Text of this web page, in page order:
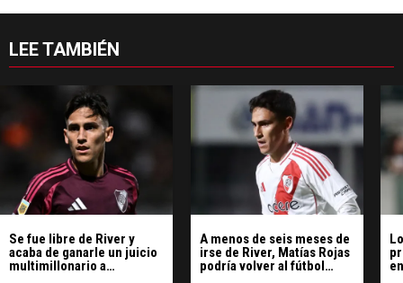
LEE TAMBIÉN
Se fue libre de River y
acaba de ganarle un juicio
multimillonario a
A menos de seis meses de
irse de River, Matías Rojas
podría volver al fútbol